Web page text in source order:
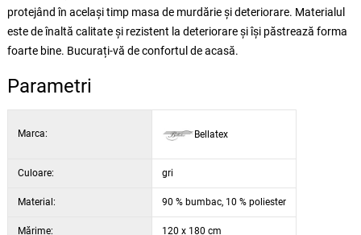
protejând în același timp masa de murdărie și deteriorare. Materialul
este de înaltă calitate și rezistent la deteriorare și își păstrează forma
foarte bine. Bucurați-vă de confortul de acasă.
Parametri
Marca: Bellatex
Culoare: gri
Material: 90 % bumbac, 10 % poliester
Mărime: 120 x 180 cm